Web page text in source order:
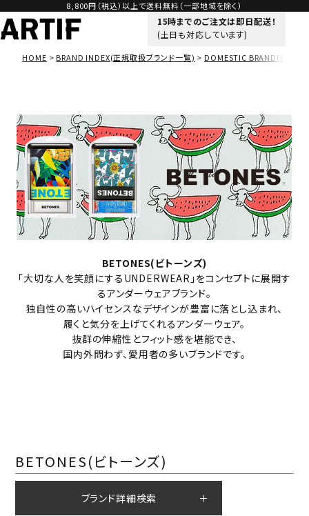
8,800円（税込）以上で送料無料（一部地域を除く）
15時までのご注文は即日配送！
(土日も対応しています)
HOME BRAND INDEX(正規取扱ブランド一覧) DOMESTIC BRAND(ドメステ
BETONES(ビトーンズ)
「大切な人を笑顔にするUNDERWEAR」をコンセプトに展開す
るアンダーウェアブランド。
独自性の高いハイセンスなデザインが豊富に落とし込まれ、
履くと気分を上げてくれるアンダーウェア。
抜群の伸縮性とフィット感を堪能でき、
国内外問わず、愛用者の多いブランドです。
BETONES(ビトーンズ)
ブランド詳細検索